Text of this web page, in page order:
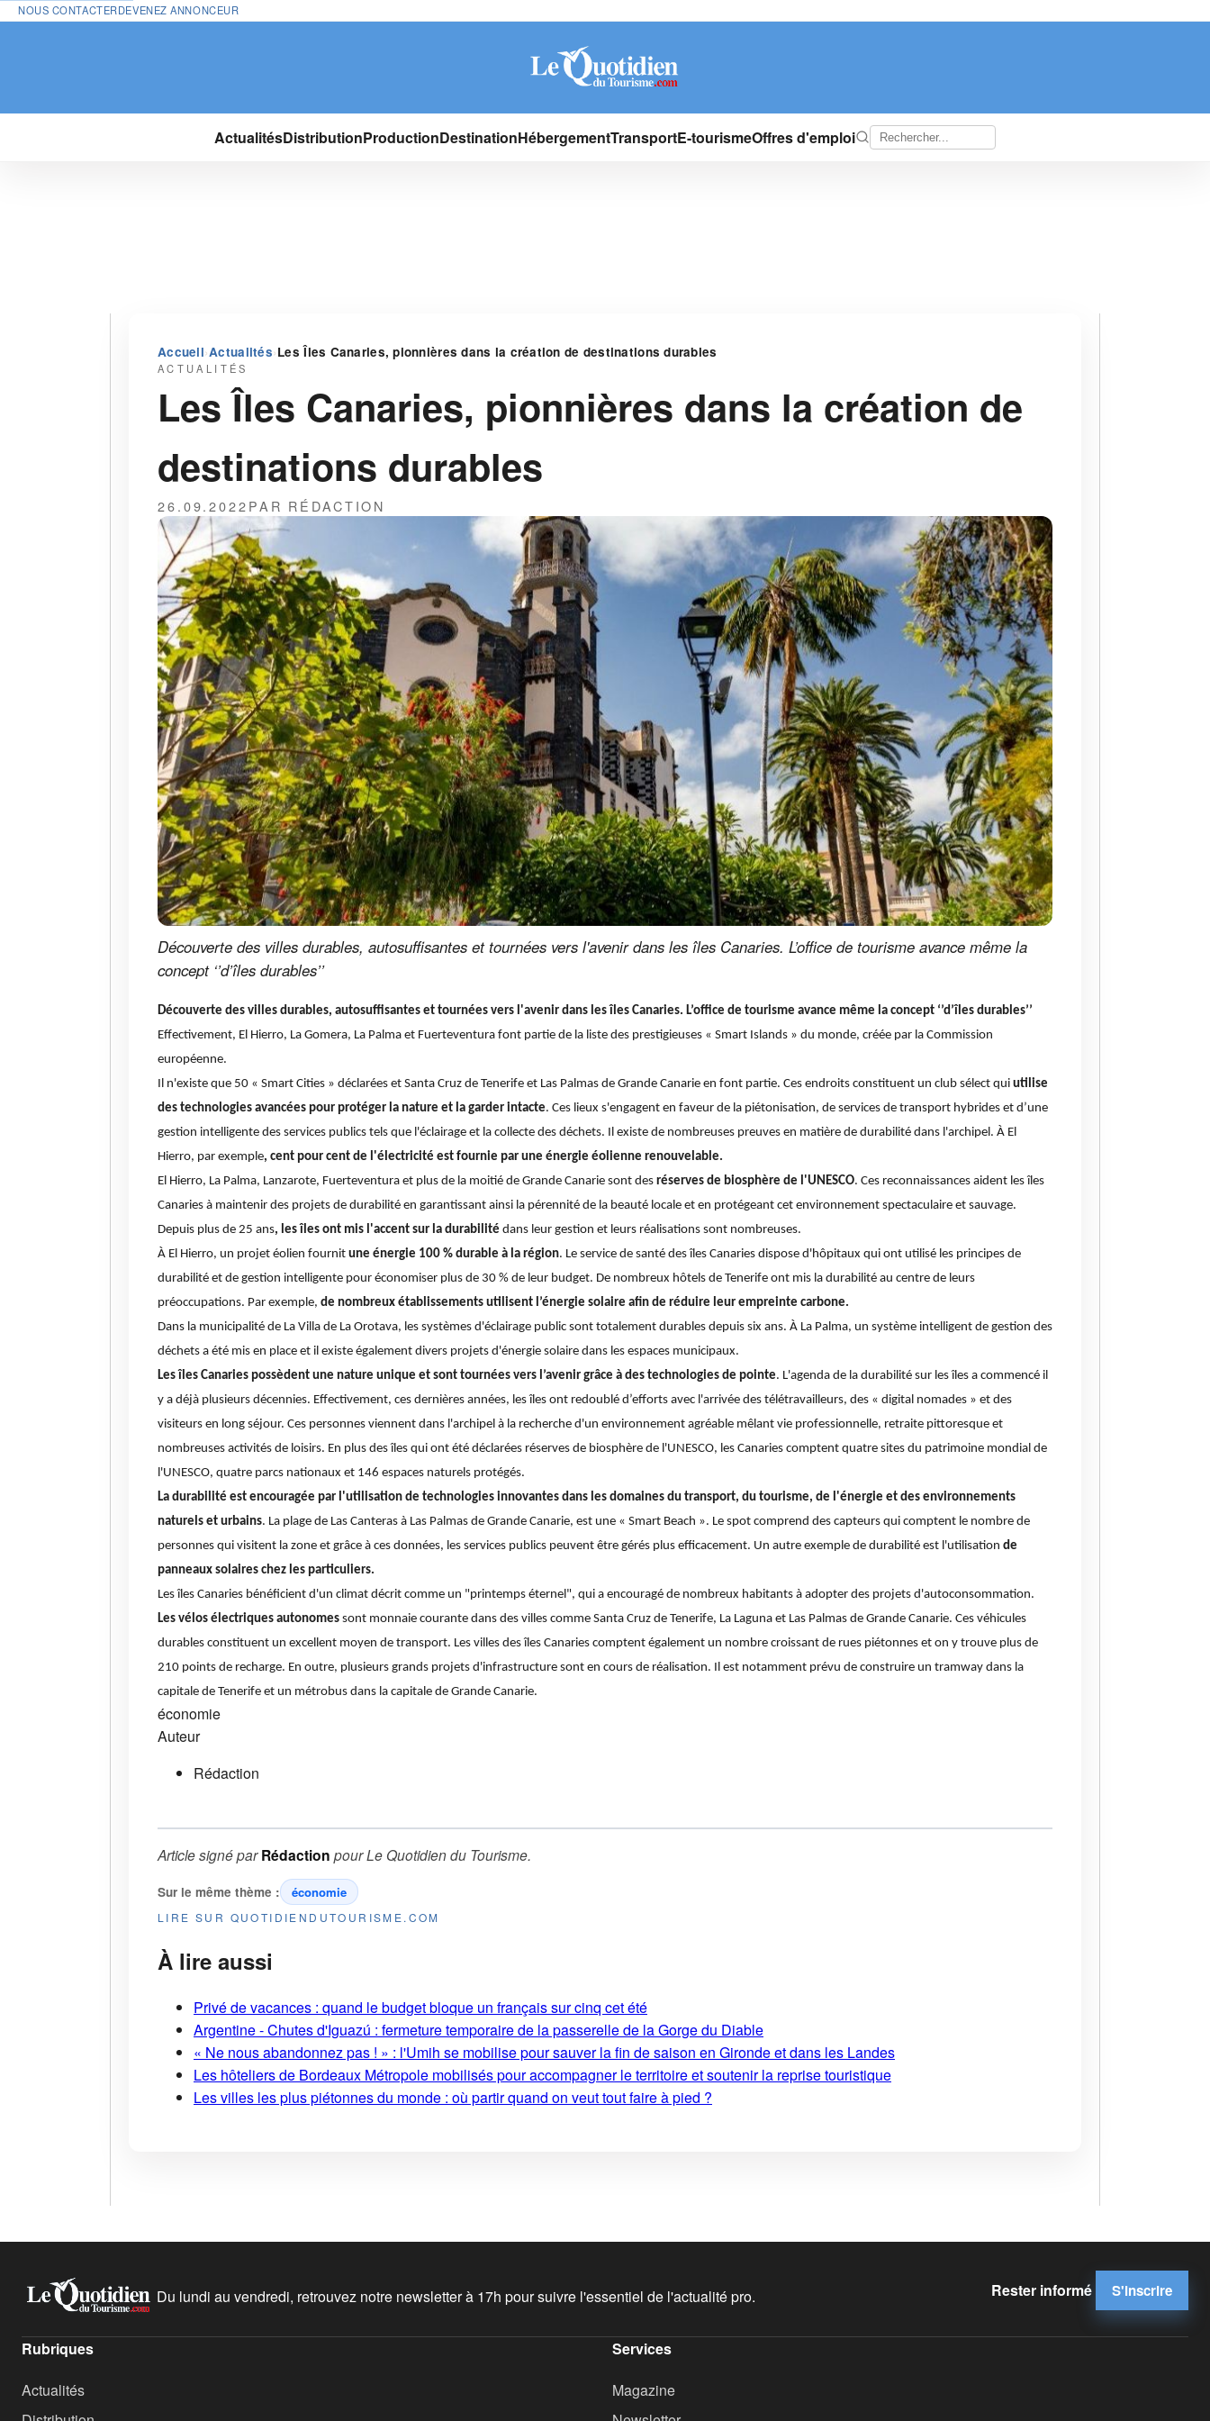
NOUS CONTACTERDEVENEZ ANNONCEUR
ActualitésDistributionProductionDestinationHébergementTransportE-tourismeOffres d'emploi
Accueil›Actualités›Les Îles Canaries, pionnières dans la création de destinations durables
ACTUALITÉS
Les Îles Canaries, pionnières dans la création de
destinations durables
26.09.2022PAR RÉDACTION
Découverte des villes durables, autosuffisantes et tournées vers l'avenir dans les îles Canaries. L’office de tourisme avance même la
concept ‘’d’îles durables’’
Découverte des villes durables, autosuffisantes et tournées vers l'avenir dans les îles Canaries. L’office de tourisme avance même la concept ‘’d’îles durables’’
Effectivement, El Hierro, La Gomera, La Palma et Fuerteventura font partie de la liste des prestigieuses « Smart Islands » du monde, créée par la Commission
européenne.
Il n'existe que 50 « Smart Cities » déclarées et Santa Cruz de Tenerife et Las Palmas de Grande Canarie en font partie. Ces endroits constituent un club sélect qui utilise
des technologies avancées pour protéger la nature et la garder intacte. Ces lieux s'engagent en faveur de la piétonisation, de services de transport hybrides et d’une
gestion intelligente des services publics tels que l'éclairage et la collecte des déchets. Il existe de nombreuses preuves en matière de durabilité dans l'archipel. À El
Hierro, par exemple, cent pour cent de l'électricité est fournie par une énergie éolienne renouvelable.
El Hierro, La Palma, Lanzarote, Fuerteventura et plus de la moitié de Grande Canarie sont des réserves de biosphère de l'UNESCO. Ces reconnaissances aident les îles
Canaries à maintenir des projets de durabilité en garantissant ainsi la pérennité de la beauté locale et en protégeant cet environnement spectaculaire et sauvage.
Depuis plus de 25 ans, les îles ont mis l'accent sur la durabilité dans leur gestion et leurs réalisations sont nombreuses.
À El Hierro, un projet éolien fournit une énergie 100 % durable à la région. Le service de santé des îles Canaries dispose d'hôpitaux qui ont utilisé les principes de
durabilité et de gestion intelligente pour économiser plus de 30 % de leur budget. De nombreux hôtels de Tenerife ont mis la durabilité au centre de leurs
préoccupations. Par exemple, de nombreux établissements utilisent l’énergie solaire afin de réduire leur empreinte carbone.
Dans la municipalité de La Villa de La Orotava, les systèmes d'éclairage public sont totalement durables depuis six ans. À La Palma, un système intelligent de gestion des
déchets a été mis en place et il existe également divers projets d'énergie solaire dans les espaces municipaux.
Les îles Canaries possèdent une nature unique et sont tournées vers l’avenir grâce à des technologies de pointe. L'agenda de la durabilité sur les îles a commencé il
y a déjà plusieurs décennies. Effectivement, ces dernières années, les îles ont redoublé d’efforts avec l'arrivée des télétravailleurs, des « digital nomades » et des
visiteurs en long séjour. Ces personnes viennent dans l'archipel à la recherche d'un environnement agréable mêlant vie professionnelle, retraite pittoresque et
nombreuses activités de loisirs. En plus des îles qui ont été déclarées réserves de biosphère de l'UNESCO, les Canaries comptent quatre sites du patrimoine mondial de
l'UNESCO, quatre parcs nationaux et 146 espaces naturels protégés.
La durabilité est encouragée par l'utilisation de technologies innovantes dans les domaines du transport, du tourisme, de l'énergie et des environnements
naturels et urbains. La plage de Las Canteras à Las Palmas de Grande Canarie, est une « Smart Beach ». Le spot comprend des capteurs qui comptent le nombre de
personnes qui visitent la zone et grâce à ces données, les services publics peuvent être gérés plus efficacement. Un autre exemple de durabilité est l'utilisation de
panneaux solaires chez les particuliers.
Les îles Canaries bénéficient d'un climat décrit comme un "printemps éternel", qui a encouragé de nombreux habitants à adopter des projets d'autoconsommation.
Les vélos électriques autonomes sont monnaie courante dans des villes comme Santa Cruz de Tenerife, La Laguna et Las Palmas de Grande Canarie. Ces véhicules
durables constituent un excellent moyen de transport. Les villes des îles Canaries comptent également un nombre croissant de rues piétonnes et on y trouve plus de
210 points de recharge. En outre, plusieurs grands projets d'infrastructure sont en cours de réalisation. Il est notamment prévu de construire un tramway dans la
capitale de Tenerife et un métrobus dans la capitale de Grande Canarie.
économie
Auteur
Rédaction
Article signé parRédaction pourLe Quotidien du Tourisme.
Sur le même thème : économie
LIRE SUR QUOTIDIENDUTOURISME.COM
À lire aussi
Privé de vacances : quand le budget bloque un français sur cinq cet été
Argentine - Chutes d'Iguazú : fermeture temporaire de la passerelle de la Gorge du Diable
« Ne nous abandonnez pas ! » : l'Umih se mobilise pour sauver la fin de saison en Gironde et dans les Landes
Les hôteliers de Bordeaux Métropole mobilisés pour accompagner le territoire et soutenir la reprise touristique
Les villes les plus piétonnes du monde : où partir quand on veut tout faire à pied ?
Du lundi au vendredi, retrouvez notre newsletter à 17h pour suivre l'essentiel de l'actualité pro. Rester informé S'inscrire
Rubriques
Actualités
Services
Magazine